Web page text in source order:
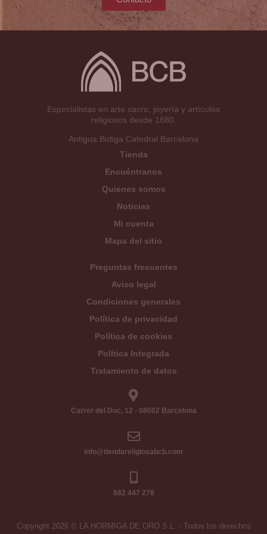
Especialistas en arte sacro, joyería y artículos
religiosos desde 1880.
Antigua Botiga Catedral Barcelona
Tienda
Encuéntranos
Quienes somos
Noticias
Mi cuenta
Mapa del sitio
Preguntas frecuentes
Aviso legal
Condiciones generales
Política de privacidad
Política de cookies
Política Integrada
Tratamiento de datos
Carrer del Duc, 12 - 08002 Barcelona
info@tiendareligiosabcb.com
682 447 278
Copyright 2026 © LA HORMIGA DE ORO S.L. - Todos los derechos